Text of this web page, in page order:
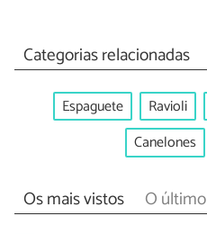
Categorias relacionadas
Espaguete Ravioli
Canelones
Os mais vistos O último